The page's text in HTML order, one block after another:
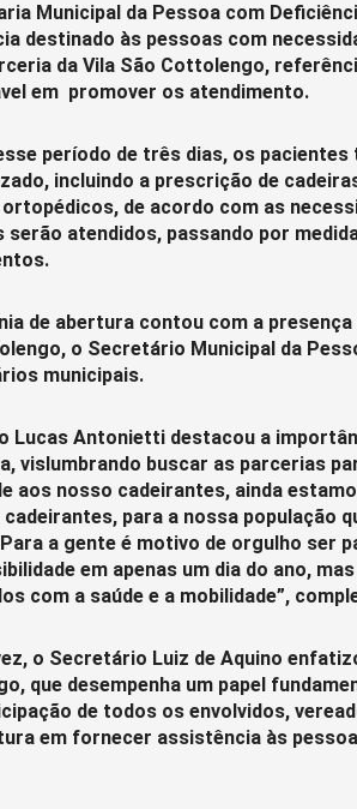
Municipal da Pessoa com
destinado às pessoas com
da Vila São Cottolengo,
em promover os atendimento.
período de três dias, os
incluindo a prescrição de
de acordo com as
serão atendidos, passando por
de abertura contou com a
o Secretário Municipal da
municipais.
Lucas Antonietti destacou a
vislumbrando buscar as parcerias
aos nosso cadeirantes, ainda
para a nossa população
a gente é motivo de orgulho ser
em apenas um dia do ano,
com a saúde e a mobilidade”,
o Secretário Luiz de Aquino
que desempenha um papel
de todos os envolvidos,
em fornecer assistência às